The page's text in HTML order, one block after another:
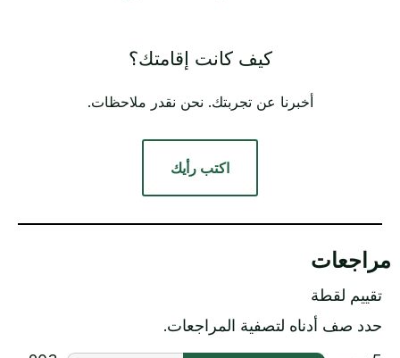
كيف كانت إقامتك؟
أخبرنا عن تجربتك. نحن نقدر ملاحظات.
اكتب رأيك